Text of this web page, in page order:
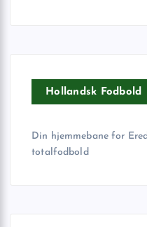
Hollandsk Fodbold
Din hjemmebane for
totalfodbold